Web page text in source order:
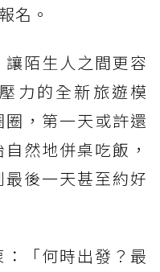
名。
陌生人之間更容
力的全新旅遊模
，第一天或許還
然地併桌吃飯，
後一天甚至約好
「何時出發？最